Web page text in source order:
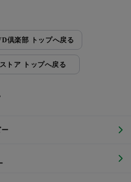
倶楽部 トップへ戻る
トア トップへ戻る